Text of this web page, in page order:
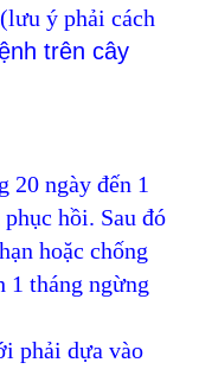
ý phải cách
trên cây
20 ngày đến 1
hồi. Sau đó
hoặc chống
1 tháng ngừng
phải dựa vào